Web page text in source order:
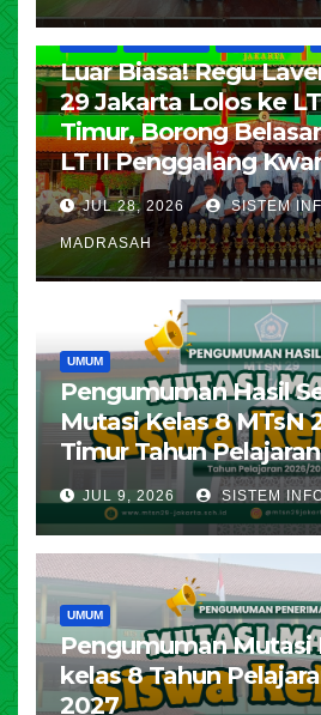
Luar Biasa! Regu
29 Jakarta Lolos ke
Timur, Borong
LT II Penggalang
JUL 28, 2026 SISTEM
MADRASAH
UMUM
Pengumuman Hasil
Mutasi Kelas 8 MTsN
Timur Tahun
JUL 9, 2026 SISTEM
UMUM
Pengumuman Mutasi
kelas 8 Tahun
2027